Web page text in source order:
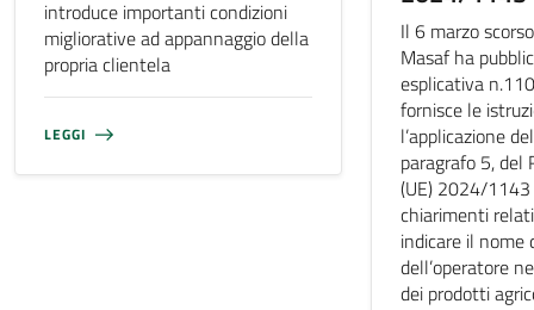
introduce importanti condizioni
migliorative ad appannaggio della
propria clientela
LEGGI
Il 6 marzo
Masaf ha
esplicativa
fornisce le
l’applicazione
paragrafo 5, del
(UE) 2024/
chiarimenti
indicare il nome
dell’operatore
dei prodotti